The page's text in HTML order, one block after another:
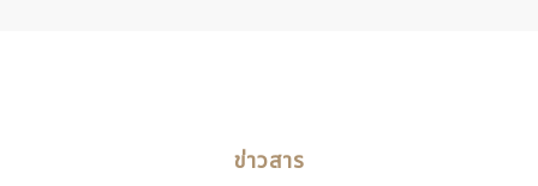
ข่าวสาร